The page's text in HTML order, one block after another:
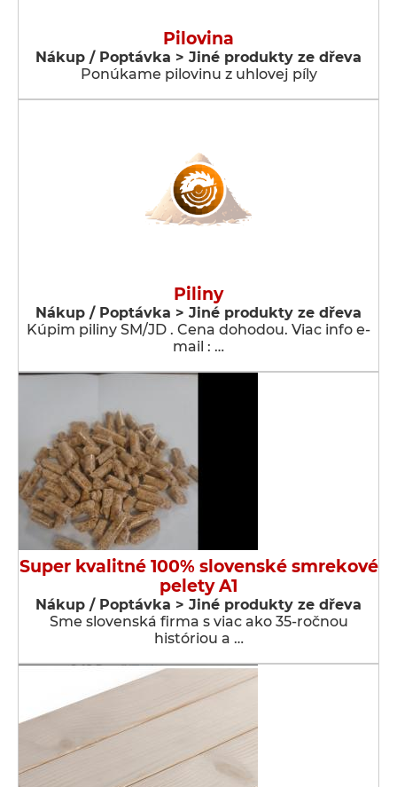
Pilovina
Nákup / Poptávka > Jiné produkty ze dřeva
Ponúkame pilovinu z uhlovej píly
Piliny
Nákup / Poptávka > Jiné produkty ze dřeva
Kúpim piliny SM/JD . Cena dohodou. Viac info e-
mail : …
Super kvalitné 100% slovenské smrekové
pelety A1
Nákup / Poptávka > Jiné produkty ze dřeva
Sme slovenská firma s viac ako 35-ročnou
históriou a …